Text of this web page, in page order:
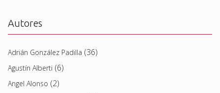
Autores
Adrián González Padilla (36)
Agustín Alberti (6)
Angel Alonso (2)